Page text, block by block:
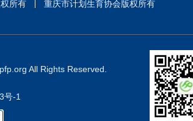
所有 重庆市计划生育协会版权所有
All Rights Reserved.
号-1